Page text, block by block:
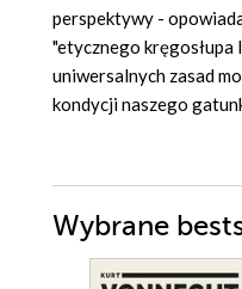
perspektywy -
"etycznego kręgosłupa
uniwersalnych zasad
kondycji naszego
Wybrane